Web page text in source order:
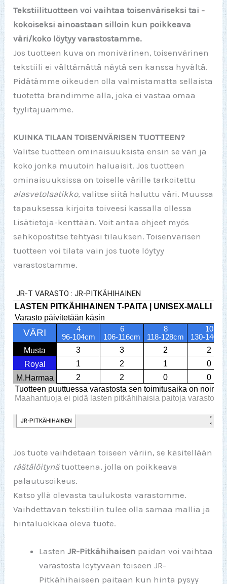
Tekstiilituotteen voi vaihtaa toisenväriseksi tai -
kokoiseksi ainoastaan silloin kun poikkeava
väri/koko löytyy varastostamme.
Jos tuotteen kuva on monivärinen, toisenvärinen
tekstiili ei välttämättä näytä sen kanssa hyvältä.
Pidätämme oikeuden olla valmistamatta sellaista
tuotetta brändimme alla, joka ei vastaa omaa
tyylitajuamme.
KUINKA TILAAN TOISENVÄRISEN TUOTTEEN?
Valitse tuotteen ominaisuuksista ensin se väri ja
koko jonka muutoin haluaisit. Jos tuotteen
ominaisuuksissa on toiselle värille tarkoitettu
alasvetolaatikko, valitse siitä haluttu väri. Muussa
tapauksessa kirjoita toiveesi kassalla ollessa
Lisätietoja-kenttään. Voit antaa ohjeet myös
sähköpostitse tehtyäsi tilauksen. Toisenvärisen
tuotteen voi tilata vain jos tuote löytyy
varastostamme.
Jos tuote vaihdetaan toiseen väriin, se käsitellään
räätälöitynätuotteena, jolla on poikkeava
palautusoikeus.
Katso yllä olevasta taulukosta varastomme.
Vaihdettavan tekstiilin tulee olla samaa mallia ja
hintaluokkaa oleva tuote.
LastenJR-Pitkähihaisen paidan voi vaihtaa
varastosta löytyvään toiseen JR-
Pitkähihaiseen paitaan kun hinta pysyy